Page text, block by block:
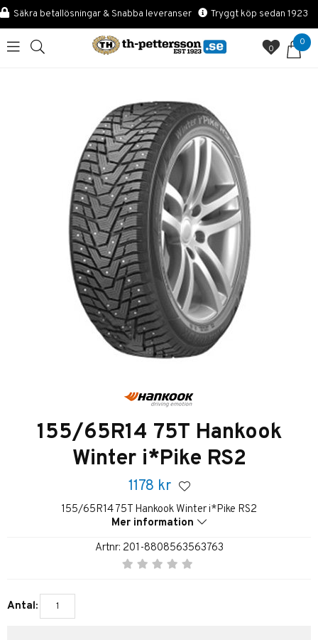
Säkra betallösningar & Snabba leveranser Tryggt köp sedan 1923
0
0
155/65R14 75T Hankook
Winter i*Pike RS2
1178 kr
155/65R14 75T Hankook Winter i*Pike RS2
Mer information
Artnr: 201-8808563563763
Antal: